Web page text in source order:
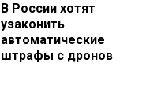
В России хотят
узаконить
автоматические
штрафы с дронов